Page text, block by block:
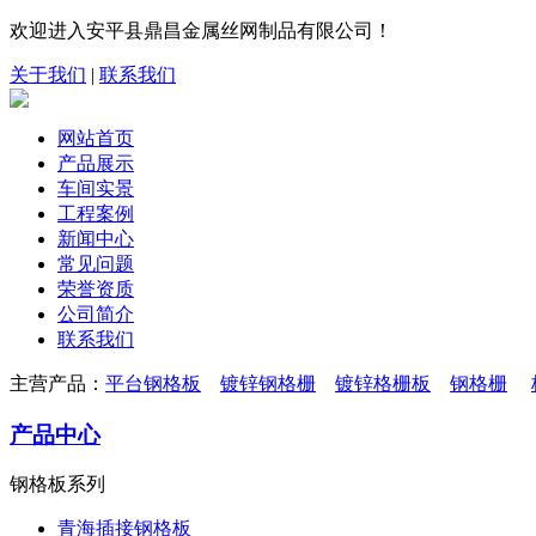
欢迎进入安平县鼎昌金属丝网制品有限公司！
关于我们 | 联系我们
网站首页
产品展示
车间实景
工程案例
新闻中心
常见问题
荣誉资质
公司简介
联系我们
主营产品： 平台钢格板 镀锌钢格栅 镀锌格栅板 钢格栅
产品中心
钢格板系列
青海插接钢格板